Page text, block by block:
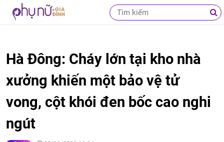
Hà Đông: Cháy lớn tại kho nhà
xưởng khiến một bảo vệ tử
vong, cột khói đen bốc cao nghi
ngút